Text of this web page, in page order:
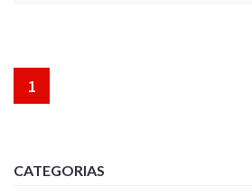
1
CATEGORIAS